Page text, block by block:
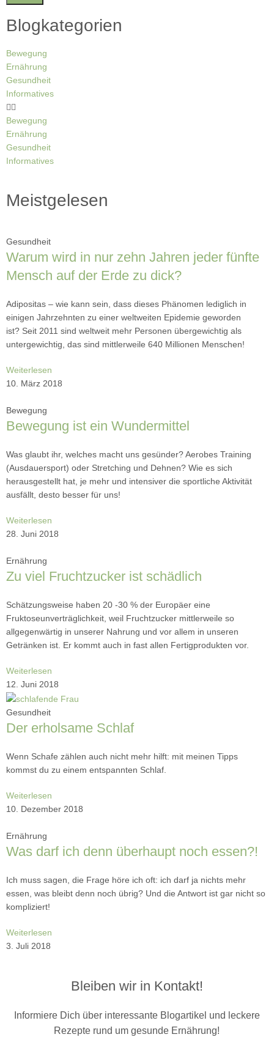
Blogkategorien
Bewegung
Ernährung
Gesundheit
Informatives
Bewegung
Ernährung
Gesundheit
Informatives
Meistgelesen
Gesundheit
Warum wird in nur zehn Jahren jeder fünfte
Mensch auf der Erde zu dick?
Adipositas – wie kann sein, dass dieses Phänomen lediglich in
einigen Jahrzehnten zu einer weltweiten Epidemie geworden
ist? Seit 2011 sind weltweit mehr Personen übergewichtig als
untergewichtig, das sind mittlerweile 640 Millionen Menschen!
Weiterlesen
10. März 2018
Bewegung
Bewegung ist ein Wundermittel
Was glaubt ihr, welches macht uns gesünder? Aerobes Training
(Ausdauersport) oder Stretching und Dehnen? Wie es sich
herausgestellt hat, je mehr und intensiver die sportliche Aktivität
ausfällt, desto besser für uns!
Weiterlesen
28. Juni 2018
Ernährung
Zu viel Fruchtzucker ist schädlich
Schätzungsweise haben 20 -30 % der Europäer eine
Fruktoseunverträglichkeit, weil Fruchtzucker mittlerweile so
allgegenwärtig in unserer Nahrung und vor allem in unseren
Getränken ist. Er kommt auch in fast allen Fertigprodukten vor.
Weiterlesen
12. Juni 2018
Gesundheit
Der erholsame Schlaf
Wenn Schafe zählen auch nicht mehr hilft: mit meinen Tipps
kommst du zu einem entspannten Schlaf.
Weiterlesen
10. Dezember 2018
Ernährung
Was darf ich denn überhaupt noch essen?!
Ich muss sagen, die Frage höre ich oft: ich darf ja nichts mehr
essen, was bleibt denn noch übrig? Und die Antwort ist gar nicht so
kompliziert!
Weiterlesen
3. Juli 2018
Bleiben wir in Kontakt!
Informiere Dich über interessante Blogartikel und leckere
Rezepte rund um gesunde Ernährung!